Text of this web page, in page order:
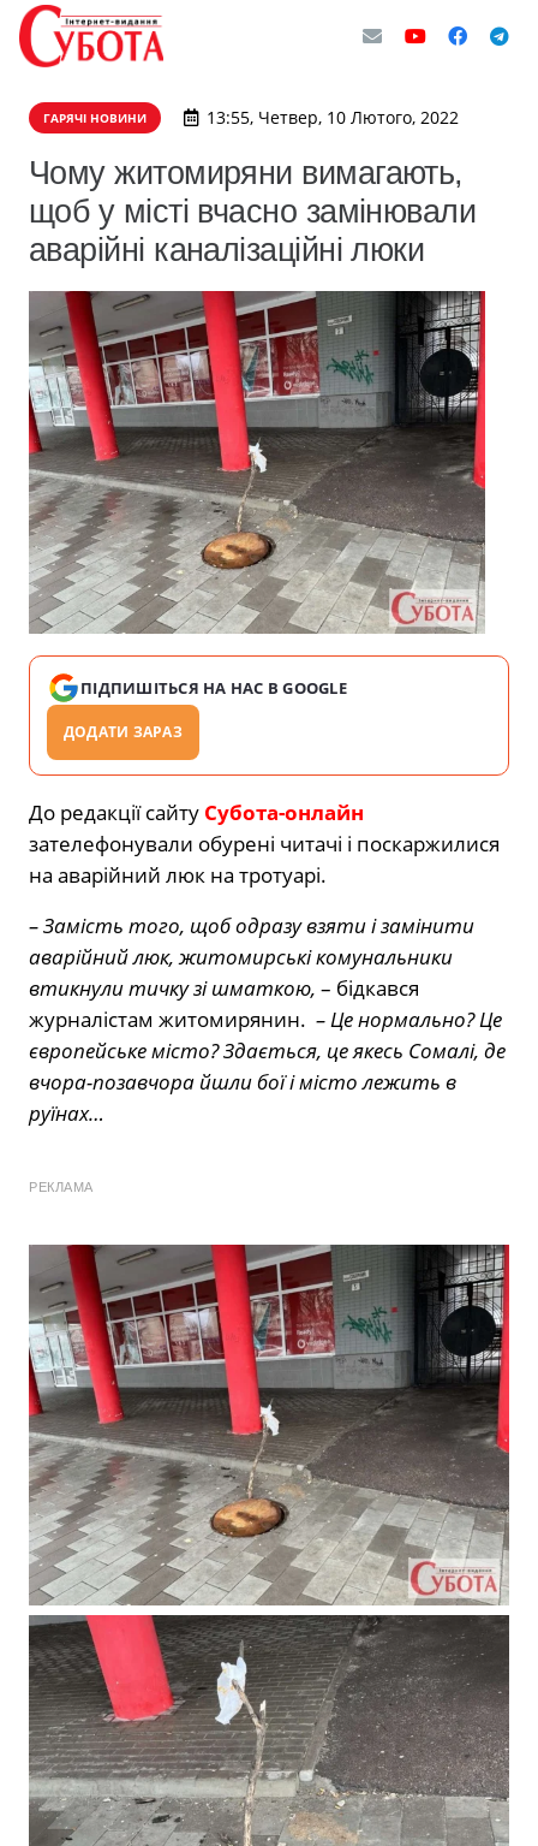
ГАРЯЧІ НОВИНИ 13:55, Четвер, 10 Лютого, 2022
Чому житомиряни вимагають,
щоб у місті вчасно замінювали
аварійні каналізаційні люки
ПІДПИШІТЬСЯ НА НАС В GOOGLE
ДОДАТИ ЗАРАЗ
До редакції сайту Субота-онлайн
зателефонували обурені читачі і поскаржилися
на аварійний люк на тротуарі.
– Замість того, щоб одразу взяти і замінити
аварійний люк, житомирські комунальники
втикнули тичку зі шматкою, – бідкався
журналістам житомирянин. – Це нормально? Це
європейське місто? Здається, це якесь Сомалі, де
вчора-позавчора йшли бої і місто лежить в
руїнах…
РЕКЛАМА